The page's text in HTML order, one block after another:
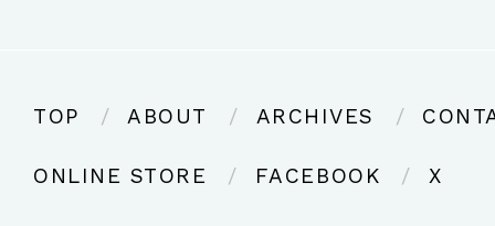
TOP ABOUT ARCHIVES
ONLINE STORE FACEBOOK X